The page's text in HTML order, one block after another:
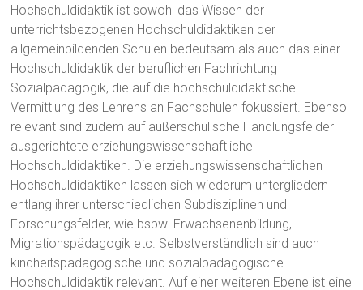
Hochschuldidaktik ist sowohl das Wissen der
unterrichtsbezogenen Hochschuldidaktiken der
allgemeinbildenden Schulen bedeutsam als auch das einer
Hochschuldidaktik der beruflichen Fachrichtung
Sozialpädagogik, die auf die hochschuldidaktische
Vermittlung des Lehrens an Fachschulen fokussiert. Ebenso
relevant sind zudem auf außerschulische Handlungsfelder
ausgerichtete erziehungswissenschaftliche
Hochschuldidaktiken. Die erziehungswissenschaftlichen
Hochschuldidaktiken lassen sich wiederum untergliedern
entlang ihrer unterschiedlichen Subdisziplinen und
Forschungsfelder, wie bspw. Erwachsenenbildung,
Migrationspädagogik etc. Selbstverständlich sind auch
kindheitspädagogische und sozialpädagogische
Hochschuldidaktik relevant. Auf einer weiteren Ebene ist eine